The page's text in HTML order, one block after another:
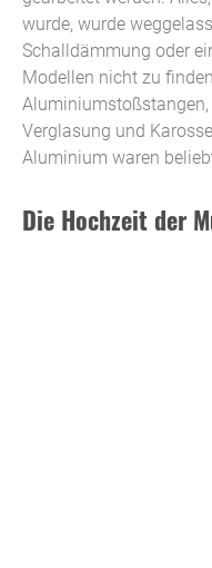
wurde, wurde
Schalldämmung oder
Modellen nicht zu
Verglasung und
Aluminium waren
Die Hochzeit der